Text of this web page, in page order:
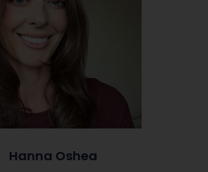
Hanna Oshea